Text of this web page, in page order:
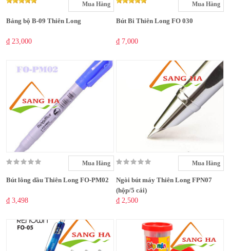
Mua Hàng
Bảng bộ B-09 Thiên Long
₫ 23,000
Mua Hàng
Bút Bi Thiên Long FO 030
₫ 7,000
Mua Hàng
Bút lông dầu Thiên Long FO-PM02
₫ 3,498
Mua Hàng
Ngòi bút máy Thiên Long FPN07
(hộp/5 cái)
₫ 2,500